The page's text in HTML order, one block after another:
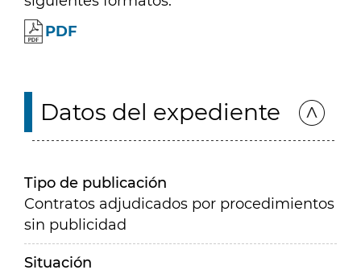
PDF
Datos del expediente
Tipo de publicación
Contratos adjudicados por procedimientos
sin publicidad
Situación